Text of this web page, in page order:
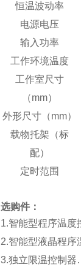
恒温波动率
电源电压
输入功率
工作环境温度
工作室尺寸
（mm）
外形尺寸（mm）
载物托架（标
配）
定时范围
选购件：
1.智能型程序温度
2.智能型液晶程序
3.独立限温控制器